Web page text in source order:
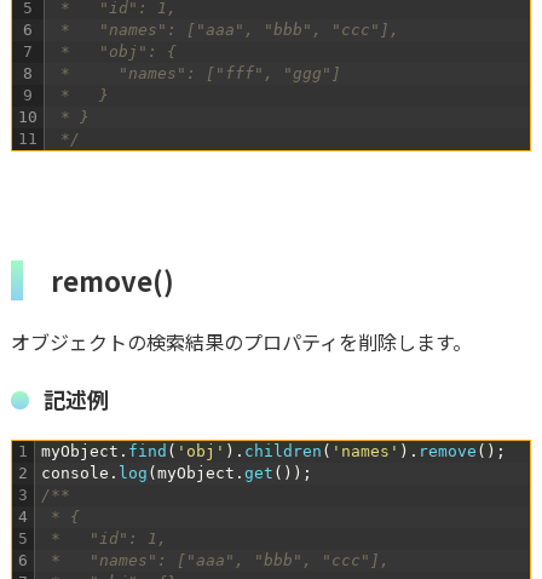
5
6
7
8
9
10
11
*   "id": 1,
*   "names": ["aaa", "bbb", "ccc"],
*   "obj": {
*     "names": ["fff", "ggg"]
*   }
* }
*/
remove()
オブジェクトの検索結果のプロパティを削除します。
記述例
1
2
3
4
5
6
myObject . find ( 'obj' ) . children ( 'names' ) . remove ( ) ;
console . log ( myObject . get ( ) ) ;
/**
* {
*   "id": 1,
*   "names": ["aaa", "bbb", "ccc"],